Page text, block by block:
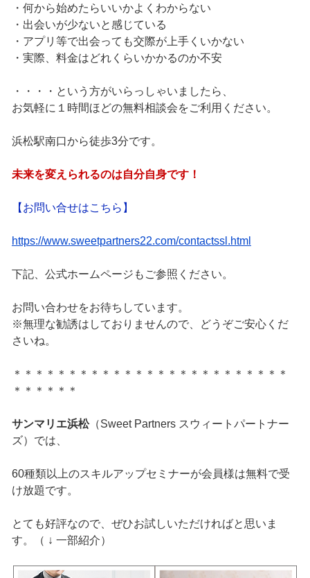
・何から始めたらいいかよくわからない
・出会いが少ないと感じている
・アプリ等で出会っても交際が上手くいかない
・実際、料金はどれくらいかかるのか不安
・・・・という方がいらっしゃいましたら、
お気軽に１時間ほどの無料相談会をご利用ください。
浜松駅南口から徒歩3分です。
未来を変えられるのは自分自身です！
【お問い合せはこちら】
https://www.sweetpartners22.com/contactssl.html
下記、公式ホームページもご参照ください。
お問い合わせをお待ちしています。
※無理な勧誘はしておりませんので、どうぞご安心くだ
さいね。
＊＊＊＊＊＊＊＊＊＊＊＊＊＊＊＊＊＊＊＊＊＊＊＊＊
＊＊＊＊＊＊
サンマリエ浜松（Sweet Partners スウィートパートナー
ズ）では、
60種類以上のスキルアップセミナーが会員様は無料で受
け放題です。
とても好評なので、ぜひお試しいただければと思いま
す。（ ↓ 一部紹介）